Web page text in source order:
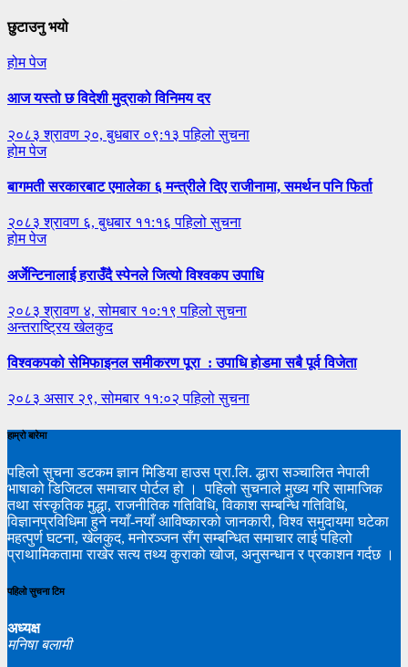
छुटाउनु भयो
होम पेज
आज यस्तो छ विदेशी मुद्राको विनिमय दर
२०८३ श्रावण २०, बुधबार ०९:१३पहिलो सुचना
होम पेज
बागमती सरकारबाट एमालेका ६ मन्त्रीले दिए राजीनामा, समर्थन पनि फिर्ता
२०८३ श्रावण ६, बुधबार ११:१६पहिलो सुचना
होम पेज
अर्जेन्टिनालाई हराउँदै स्पेनले जित्यो विश्वकप उपाधि
२०८३ श्रावण ४, सोमबार १०:१९पहिलो सुचना
अन्तराष्ट्रियखेलकुद
विश्वकपको सेमिफाइनल समीकरण पूरा : उपाधि होडमा सबै पूर्व विजेता
२०८३ असार २९, सोमबार ११:०२पहिलो सुचना
हाम्रो बारेमा
पहिलो सुचना डटकम ज्ञान मिडिया हाउस प्रा.लि. द्धारा सञ्चालित नेपाली
भाषाको डिजिटल समाचार पोर्टल हो । पहिलो सुचनाले मुख्य गरि सामाजिक
तथा संस्कृतिक मुद्धा, राजनीतिक गतिविधि, विकाश सम्बन्धि गतिविधि,
विज्ञानप्रविधिमा हुने नयाँ-नयाँ आविष्कारको जानकारी, विश्व समुदायमा घटेका
महत्पुर्ण घटना, खेलकुद, मनोरञ्जन सँग सम्बन्धित समाचार लाई पहिलो
प्राथामिकतामा राखेर सत्य तथ्य कुराको खोज, अनुसन्धान र प्रकाशन गर्दछ ।
पहिलो सुचना टिम
अध्यक्ष
मनिषा बलामी